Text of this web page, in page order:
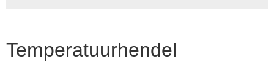
Temperatuurhendel